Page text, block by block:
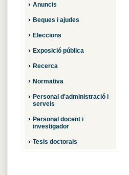
Anuncis
Beques i ajudes
Eleccions
Exposició pública
Recerca
Normativa
Personal d'administració i
serveis
Personal docent i
investigador
Tesis doctorals